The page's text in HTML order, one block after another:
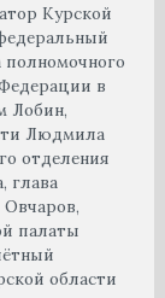
Курской
полномочного
в
Лобин,
Людмила
отделения
глава
палаты
области